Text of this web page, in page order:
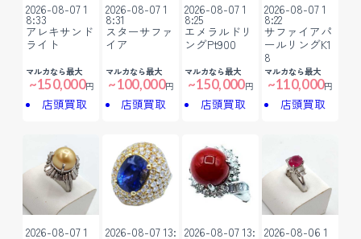
2026-08-07 1
8:33
アレキサンド
ライト
マルカなら最大
~150,000円
店頭買取
2026-08-07 1
8:31
スターサファ
イア
マルカなら最大
~100,000円
店頭買取
2026-08-07 1
8:25
エメラルドリ
ングPt900
マルカなら最大
~150,000円
店頭買取
2026-08-07 1
8:22
サファイアパ
ールリングK1
8
マルカなら最大
~110,000円
店頭買取
2026-08-07 1 2026-08-07 13: 2026-08-07 13: 2026-08-06 1